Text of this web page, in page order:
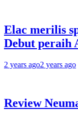
Elac merilis
Debut peraih
2 years ago2 years ago
Review